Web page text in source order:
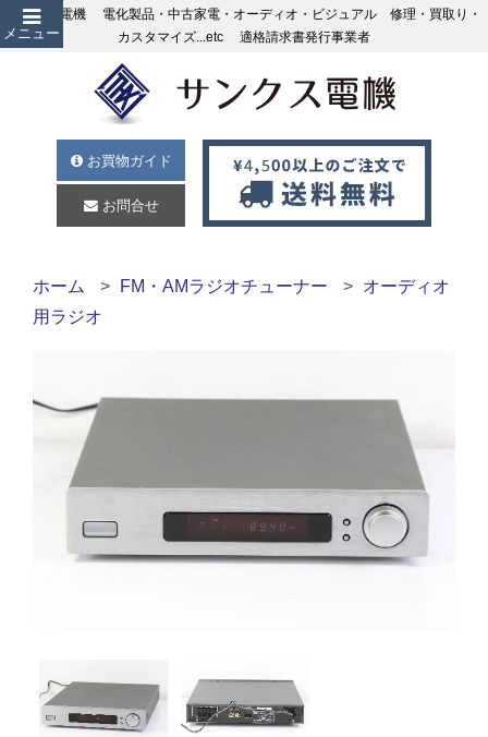
メニュー
サンクス電機 電化製品・中古家電・オーディオ・ビジュアル 修理・買取り・
カスタマイズ...etc 適格請求書発行事業者
お買物ガイド
お問合せ
ホーム FM・AMラジオチューナー
オーディオ
用ラジオ